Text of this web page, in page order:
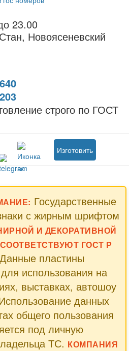
23.00
Новоясеневский
строго по ГОСТ
Изготовить
Государственные
с жирным шрифтом
И ДЕКОРАТИВНОЙ
ГОСТ Р
пластины
использования на
выставках, автошоу
данных
общего пользования
под личную
ТС. КОМПАНИЯ